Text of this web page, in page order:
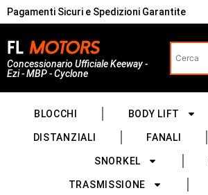
Pagamenti Sicuri e Spedizioni Garantite
Concessionario Ufficiale Keeway -
Ezi - MBP - Cyclone
BLOCCHI BODY LIFT
DISTANZIALI FANALI
SNORKEL
TRASMISSIONE